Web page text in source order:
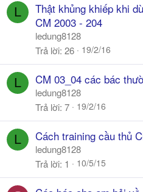
L
Thật khủng khiếp khi
CM 2003 - 204
ledung8128
Trả lời 26 19/2/16
L CM 03_04 các bác
ledung8128
Trả lời 7 19/2/16
L Cách training cầu thủ
ledung8128
Trả lời 1 10/5/15